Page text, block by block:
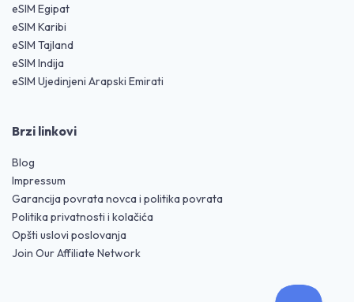
eSIM Egipat
eSIM Karibi
eSIM Tajland
eSIM Indija
eSIM Ujedinjeni Arapski Emirati
Brzi linkovi
Blog
Impressum
Garancija povrata novca i politika povrata
Politika privatnosti i kolačića
Opšti uslovi poslovanja
Join Our Affiliate Network